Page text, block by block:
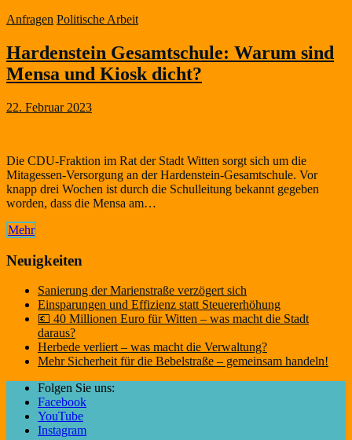
Anfragen Politische Arbeit
Hardenstein Gesamtschule: Warum sind
Mensa und Kiosk dicht?
22. Februar 2023
Die CDU-Fraktion im Rat der Stadt Witten sorgt sich um die
Mitagessen-Versorgung an der Hardenstein-Gesamtschule. Vor
knapp drei Wochen ist durch die Schulleitung bekannt gegeben
worden, dass die Mensa am…
Mehr
Neuigkeiten
Sanierung der Marienstraße verzögert sich
Einsparungen und Effizienz statt Steuererhöhung
💶 40 Millionen Euro für Witten – was macht die Stadt
daraus?
Herbede verliert – was macht die Verwaltung?
Mehr Sicherheit für die Bebelstraße – gemeinsam handeln!
Folgen Sie uns:
Facebook
YouTube
Instagram